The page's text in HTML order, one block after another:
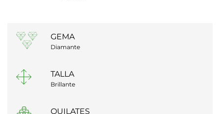
GEMA
Diamante
TALLA
Brillante
QUILATES